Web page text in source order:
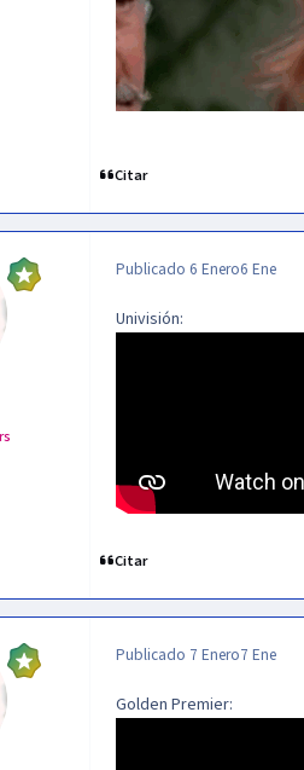
Citar
Publicado 6 Enero6 Ene
Univisión:
Citar
Publicado 7 Enero7 Ene
Golden Premier: